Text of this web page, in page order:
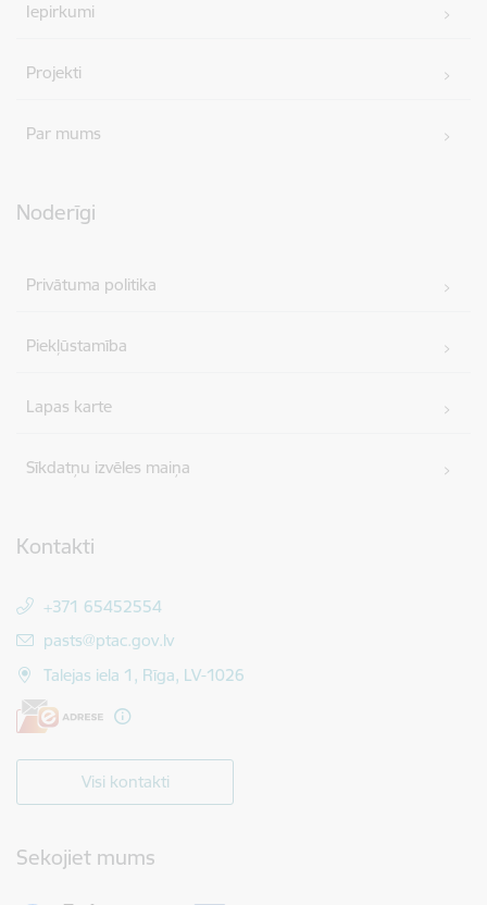
Iepirkumi
Projekti
Par mums
Noderīgi
Privātuma politika
Piekļūstamība
Lapas karte
Sīkdatņu izvēles maiņa
Kontakti
+371 65452554
E-pasts:
pasts@ptac.gov.lv
Talejas iela 1, Rīga, LV-1026
Visi kontakti
Sekojiet mums